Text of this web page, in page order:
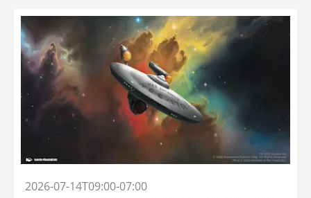
2026-07-14T09:00-07:00